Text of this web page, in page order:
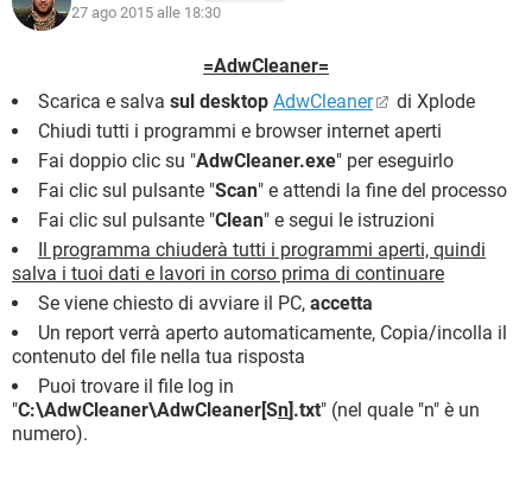
27 ago 2015 alle 18:30
=AdwCleaner=
Scarica e salva sul desktop AdwCleaner
di Xplode
Chiudi tutti i programmi e browser internet aperti
Fai doppio clic su "AdwCleaner.exe" per eseguirlo
Fai clic sul pulsante "Scan" e attendi la fine del processo
Fai clic sul pulsante "Clean" e segui le istruzioni
Il programma chiuderà tutti i programmi aperti, quindi
salva i tuoi dati e lavori in corso prima di continuare
Se viene chiesto di avviare il PC, accetta
Un report verrà aperto automaticamente, Copia/incolla il
contenuto del file nella tua risposta
Puoi trovare il file log in
"C:\AdwCleaner\AdwCleaner[Sn].txt" (nel quale "n" è un
numero).